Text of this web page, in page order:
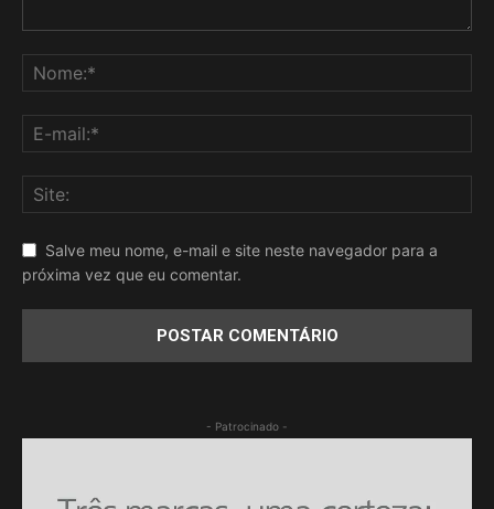
Salve meu nome, e-mail e site neste navegador para a
próxima vez que eu comentar.
- Patrocinado -